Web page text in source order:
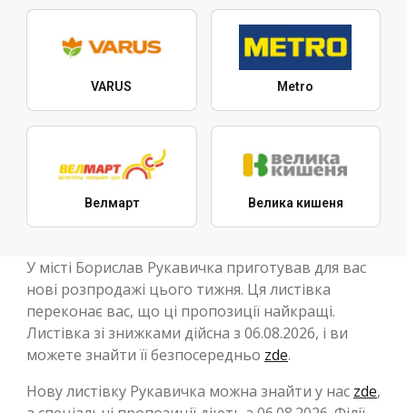
VARUS Metro
Велмарт Велика кишеня
У місті Борислав Рукавичка приготував для вас
нові розпродажі цього тижня. Ця листівка
переконає вас, що ці пропозиції найкращі.
Листівка зі знижками дійсна з 06.08.2026, і ви
можете знайти її безпосередньо zde.
Нову листівку Рукавичка можна знайти у нас zde,